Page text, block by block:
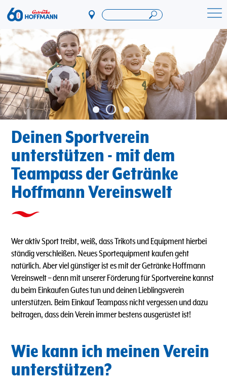
Direkt
zum
Inhalt
Startseite Getränke Hoffmann
Deinen Sportverein
unterstützen - mit dem
Teampass der Getränke
Hoffmann Vereinswelt
Wer aktiv Sport treibt, weiß, dass Trikots und Equipment hierbei
ständig verschleißen. Neues Sportequipment kaufen geht
natürlich. Aber viel günstiger ist es mit der Getränke Hoffmann
Vereinswelt – denn mit unserer Förderung für Sportvereine kannst
du beim Einkaufen Gutes tun und deinen Lieblingsverein
unterstützen. Beim Einkauf Teampass nicht vergessen und dazu
beitragen, dass dein Verein immer bestens ausgerüstet ist!
Wie kann ich meinen Verein
unterstützen?